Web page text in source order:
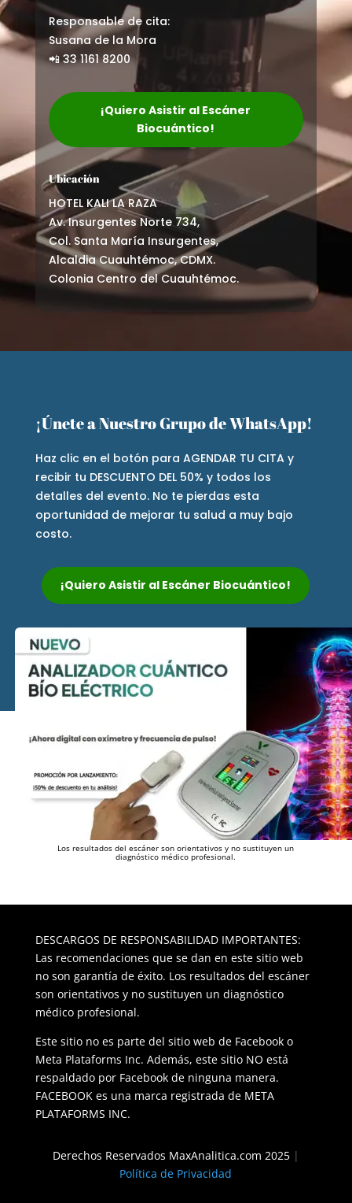
Responsable de cita:
Susana de la Mora
📲 33 1161 8200
¡Quiero Asistir al Escáner
Biocuántico!
Ubicación
HOTEL KALI LA RAZA
Av. Insurgentes Norte 734,
Col. Santa María Insurgentes,
Alcaldia Cuauhtémoc, CDMX.
Colonia Centro del Cuauhtémoc.
¡Únete a Nuestro Grupo de WhatsApp!
Haz clic en el botón para AGENDAR TU CITA y
recibir tu DESCUENTO DEL 50% y todos los
detalles del evento. No te pierdas esta
oportunidad de mejorar tu salud a muy bajo
costo.
¡Quiero Asistir al Escáner Biocuántico!
Los resultados del escáner son orientativos y no sustituyen un
diagnóstico médico profesional.
DESCARGOS DE RESPONSABILIDAD IMPORTANTES:
Las recomendaciones que se dan en este sitio web
no son garantía de éxito. Los resultados del escáner
son orientativos y no sustituyen un diagnóstico
médico profesional.
Este sitio no es parte del sitio web de Facebook o
Meta Plataforms Inc. Además, este sitio NO está
respaldado por Facebook de ninguna manera.
FACEBOOK es una marca registrada de META
PLATAFORMS INC.
Derechos Reservados MaxAnalitica.com 2025|
Política de Privacidad